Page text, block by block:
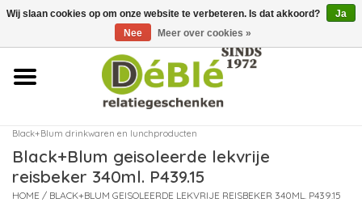
Over ons
Contact
Nieuws
Leveringsvoorwaarden
Black+Blum drinkwaren en lunchproducten
Black+Blum geisoleerde lekvrije
reisbeker 340ml. P439.15
HOME / BLACK+BLUM GEISOLEERDE LEKVRIJE REISBEKER 340ML. P439.15
Wij slaan cookies op om onze website te verbeteren. Is dat akkoord?
Ja
Nee
Meer over cookies »